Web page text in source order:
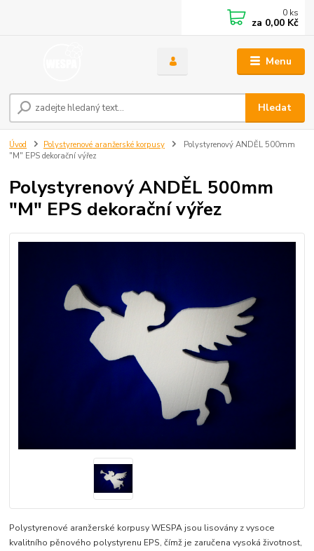
Menu
Hledat
0 ks
za 0,00 Kč
Úvod Polystyrenové aranžerské korpusy
Polystyrenový ANDĚL 500mm
"M" EPS dekorační výřez
Polystyrenový ANDĚL 500mm
"M" EPS dekorační výřez
Polystyrenové aranžerské korpusy WESPA jsou lisovány z vysoce
kvalitního pěnového polystyrenu EPS, čímž je zaručena vysoká životnost,